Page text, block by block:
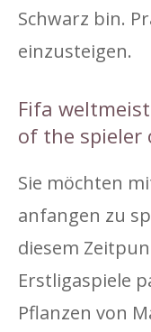
Schwarz bin.
einzusteigen.
Fifa
of the spieler
Sie möchten
anfangen zu
diesem
Erstligaspiele
Pflanzen von